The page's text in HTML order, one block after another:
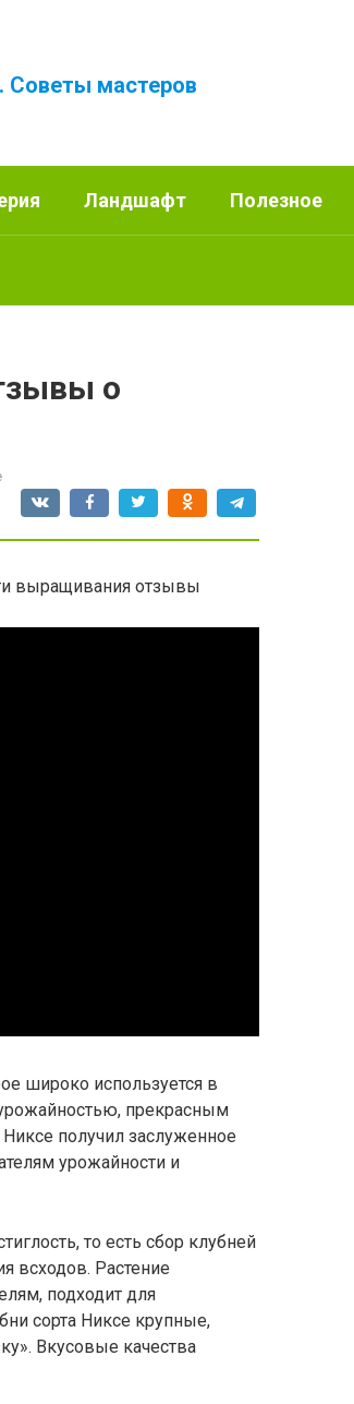
Советы мастеров
Ландшафт Полезное
о
широко используется в
прекрасным
получил заслуженное
урожайности и
то есть сбор клубней
всходов. Растение
подходит для
сорта Никсе крупные,
Вкусовые качества